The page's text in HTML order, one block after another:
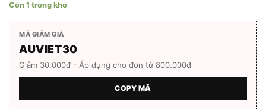
Còn 1 trong kho
MÃ GIẢM GIÁ
AUVIET30
Giảm 30.000đ - Áp dụng cho đơn từ 800.000đ
COPY MÃ